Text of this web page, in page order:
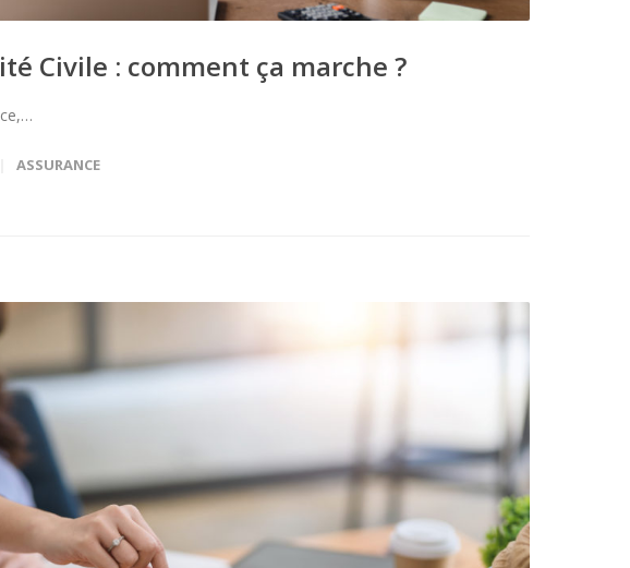
Civile : comment ça marche ?
ASSURANCE